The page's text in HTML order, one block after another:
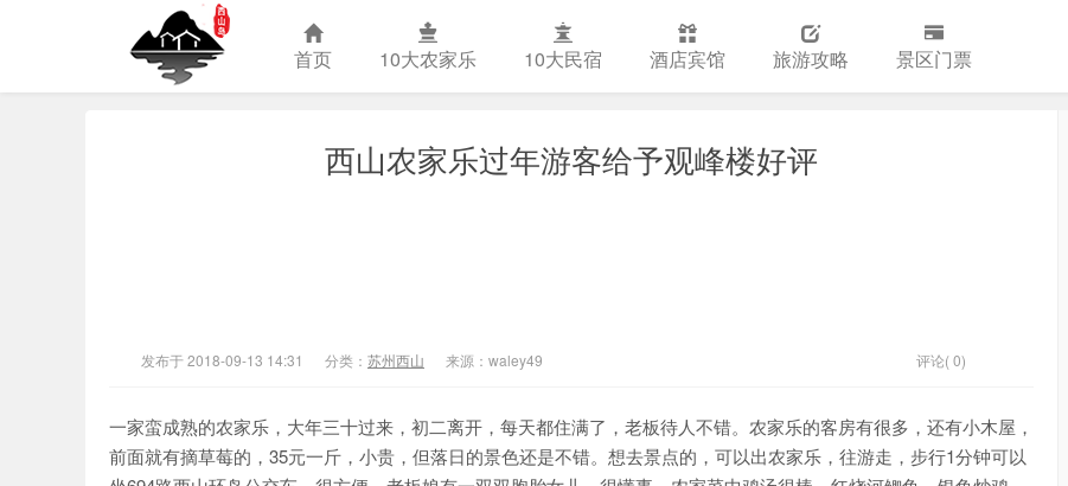
首页 10大农家乐 10大民宿 酒店宾馆 旅游攻略 景区门票
西山农家乐过年游客给予观峰楼好评
发布于 2018-09-13 14:31 分类： 苏州西山 来源：waley49 评论( 0)
一家蛮成熟的农家乐，大年三十过来，初二离开，每天都住满了，老板待人不错。农家乐的客房有很多，还有小木屋，
前面就有摘草莓的，35元一斤，小贵，但落日的景色还是不错。想去景点的，可以出农家乐，往游走，步行1分钟可以